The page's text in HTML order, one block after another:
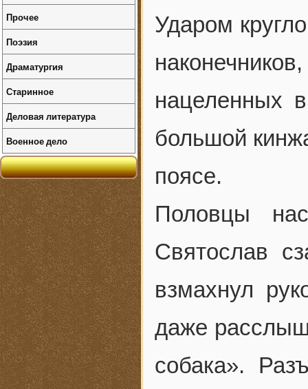
Ударом
нацеленных
большой
поясе.
Половцы
Святослав
взмахнул
даже
собака».
Прочее
Поэзия
Драматургия
Старинное
Деловая литература
Военное дело